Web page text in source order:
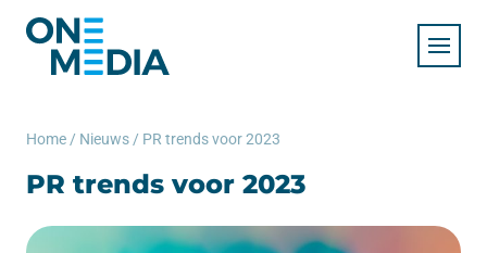
Home / Nieuws / PR trends voor 2023
PR trends voor 2023